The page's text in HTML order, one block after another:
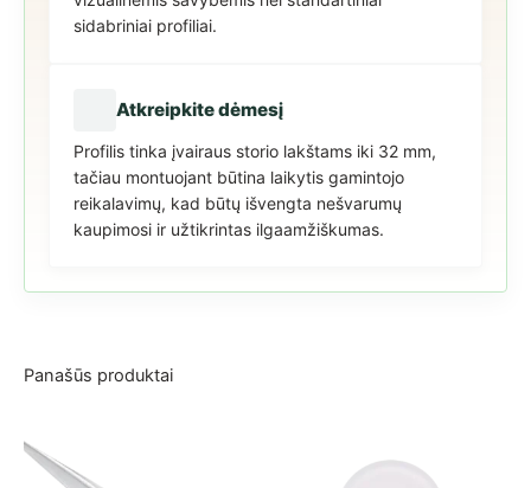
sidabriniai profiliai.
Atkreipkite dėmesį
Profilis tinka įvairaus storio lakštams iki 32 mm,
tačiau montuojant būtina laikytis gamintojo
reikalavimų, kad būtų išvengta nešvarumų
kaupimosi ir užtikrintas ilgaamžiškumas.
Panašūs produktai